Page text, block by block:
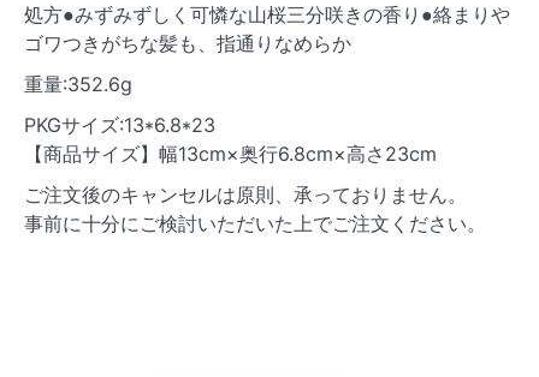
処方●みずみずしく可憐な山桜三分咲きの香り●絡まりや
ゴワつきがちな髪も、指通りなめらか
重量:352.6g
PKGサイズ:13*6.8*23
【商品サイズ】幅13cm×奥行6.8cm×高さ23cm
ご注文後のキャンセルは原則、承っておりません。
事前に十分にご検討いただいた上でご注文ください。